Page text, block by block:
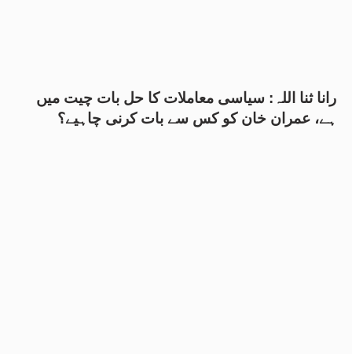
رانا ثنا اللہ: سیاسی معاملات کا حل بات چیت میں
ہے، عمران خان کو کس سے بات کرنی چاہیے؟